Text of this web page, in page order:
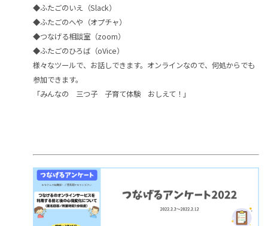
◆ふたごのいえ（Slack）
◆ふたごのへや（オプチャ）
◆つなげる相談室（zoom）
◆ふたごのひろば（oVice）
様々なツールで、お話しできます。オンラインなので、何処からでも
参加できます。
「みんなの 三つ子 子育て体験 おしえて！」